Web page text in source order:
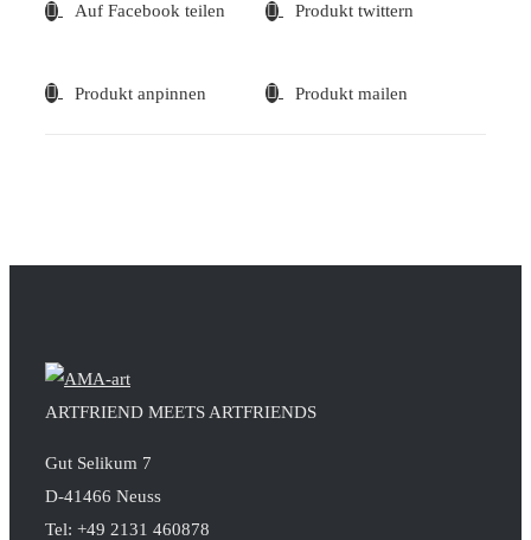
Auf Facebook teilen Produkt twittern
Produkt anpinnen Produkt mailen
ARTFRIEND MEETS ARTFRIENDS
Gut Selikum 7
D-41466 Neuss
Tel: +49 2131 460878